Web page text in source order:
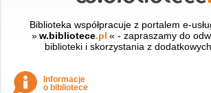
Biblioteka współpracuje z portalem e-
» w.bibliotece.pl « - zapraszamy do
biblioteki i skorzystania z
Informacje
o bibliotece